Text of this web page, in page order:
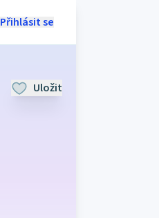
Přihlásit se
Uložit